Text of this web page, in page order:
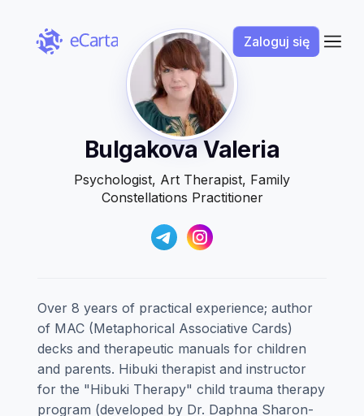
Język interfejsu
Zaloguj się
Bulgakova Valeria
Psychologist, Art Therapist, Family
Constellations Practitioner
Over 8 years of practical experience; author
of MAC (Metaphorical Associative Cards)
decks and therapeutic manuals for children
and parents. Hibuki therapist and instructor
for the "Hibuki Therapy" child trauma therapy
program (developed by Dr. Daphna Sharon-